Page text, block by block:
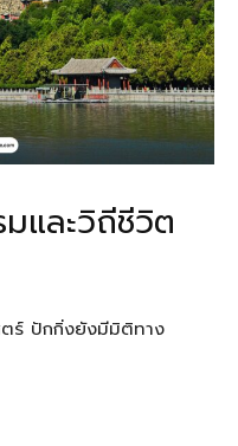
และวิถีชีวิต
ตร์ ปักกิ่งยังมีมิติทาง